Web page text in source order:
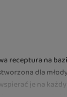
receptura na
dla
je na